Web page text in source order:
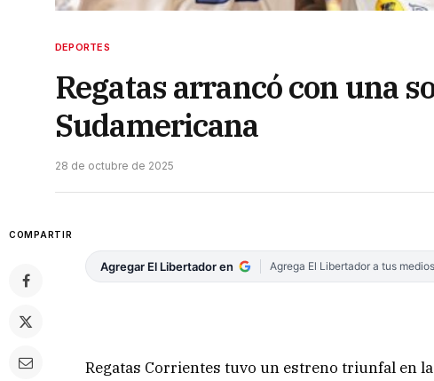
DEPORTES
Regatas arrancó con una
Sudamericana
28 de octubre de 2025
COMPARTIR
Agregar El Libertador en Agrega El Libertador a tus
Regatas Corrientes tuvo un estreno triunfal en